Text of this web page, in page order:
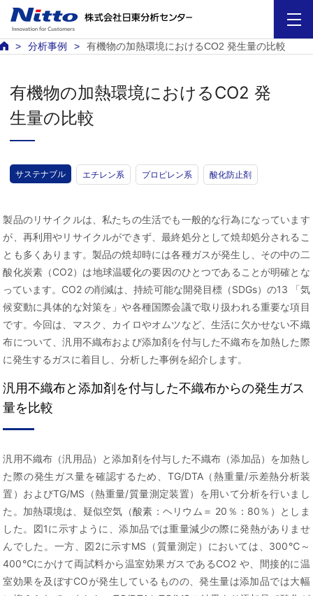
分析事例 有機物の加熱環境におけるCO2 発生量の比較
有機物の加熱環境におけるCO2 発
生量の比較
サステナブル エチレン系 プロピレン系 酸化防止剤
製品のリサイクルは、私たちの生活でも一般的な行為になっています
が、再利用やリサイクルができず、最終処分として焼却処分されるこ
とも多くあります。製品の焼却時には各種ガスが発生し、その中の二
酸化炭素（CO2）は地球温暖化の要因のひとつであることが明確とな
っています。CO2 の削減は、持続可能な開発目標（SDGs）の13 「気
候変動に具体的な対策を」や各種国際会議で取り扱われる重要な項目
です。今回は、マスク、カイロやオムツなど、生活に欠かせない不織
布について、汎用不織布および添加剤を付与した不織布を加熱した際
に発生するガスに着目し、分析した事例を紹介します。
汎用不織布と添加剤を付与した不織布からの発生ガス
量を比較
汎用不織布（汎用品）と添加剤を付与した不織布（添加品）を加熱し
た際の発生ガス量を確認するため、TG/DTA（熱重量/示差熱分析装
置）およびTG/MS（熱重量/質量測定装置）を用いて分析を行いまし
た。加熱環境は、疑似空気（酸素：ヘリウム＝ 20％：80％）としま
した。図1に示すように、添加品では重量減少の際に発熱がありませ
んでした。一方、図2に示すMS（質量測定）においては、300℃～
400℃にかけて両試料から温室効果ガスであるCO2 や、間接的に温
室効果を及ぼすCOが発生しているものの、発生量は添加品では大幅